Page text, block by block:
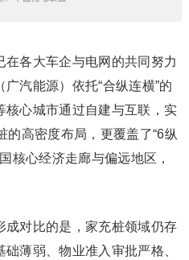
各大车企与电网的共同努力
汽能源）依托“合纵连横”的
核心城市通过自建与互联，实
高密度布局，更覆盖了“6纵
核心经济走廊与偏远地区，
成对比的是，家充桩领域仍存
薄弱、物业准入审批严格、